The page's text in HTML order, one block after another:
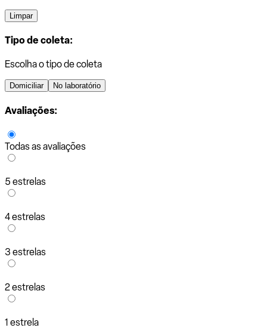
Limpar
Tipo de coleta:
Escolha o tipo de coleta
Domiciliar No laboratório
Avaliações:
Todas as avaliações
5 estrelas
4 estrelas
3 estrelas
2 estrelas
1 estrela